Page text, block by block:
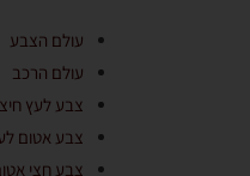
עולם הצבע
עולם הרכב
צבע לעץ
צבע אטום
צבע חצי